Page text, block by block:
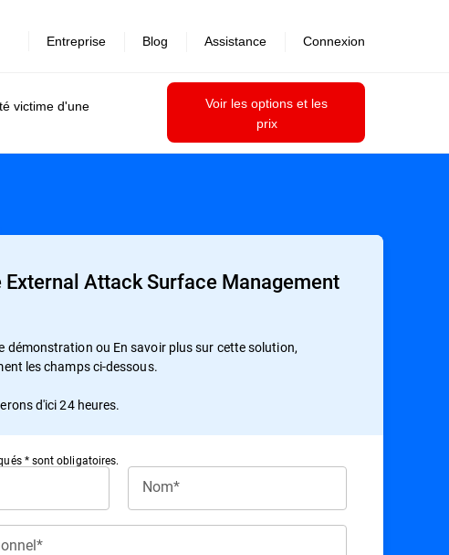
victime d'une
Voir les options et les
prix
Entreprise Blog Assistance Connexion
External Attack Surface Management
démonstration ou En savoir plus sur cette solution,
les champs ci-dessous.
d'ici 24 heures.
* sont obligatoires.
Nom*